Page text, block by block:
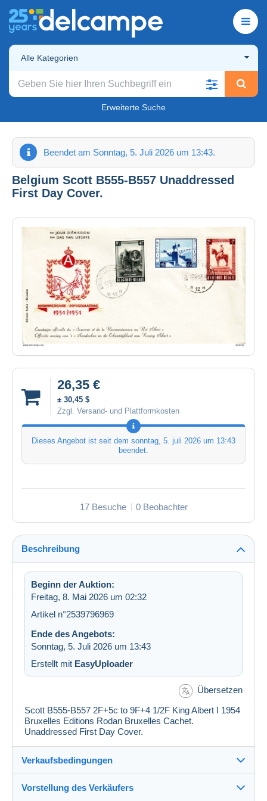
Alle Kategorien
Erweiterte Suche
Beendet am Sonntag, 5. Juli 2026 um 13:43.
Belgium Scott B555-B557 Unaddressed
First Day Cover.
26,35 €
± 30,45 $
Zzgl. Versand- und Plattformkosten
Dieses Angebot ist seit dem sonntag, 5. juli 2026 um 13:43
beendet.
17 Besuche 0 Beobachter
Beschreibung
Beginn der Auktion:
Freitag, 8. Mai 2026 um 02:32
Artikel n°2539796969
Ende des Angebots:
Sonntag, 5. Juli 2026 um 13:43
Erstellt mit EasyUploader
Übersetzen
Scott B555-B557 2F+5c to 9F+4 1/2F King Albert I 1954
Bruxelles Editions Rodan Bruxelles Cachet.
Unaddressed First Day Cover.
Verkaufsbedingungen
Verkaufsbedingungen im Detail
Vorstellung des Verkäufers